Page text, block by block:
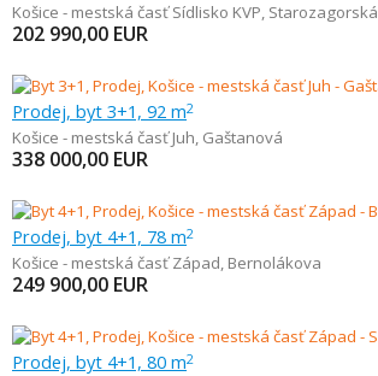
Košice - mestská časť Sídlisko KVP, Starozagorská
202 990,00 EUR
Prodej, byt 3+1, 92 m2
Košice - mestská časť Juh, Gaštanová
338 000,00 EUR
Prodej, byt 4+1, 78 m2
Košice - mestská časť Západ, Bernolákova
249 900,00 EUR
Prodej, byt 4+1, 80 m2